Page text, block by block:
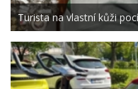
Turista na vlastní kůži